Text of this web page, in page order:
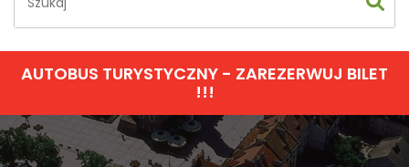
Co zobaczyć
Jak spędzić czas
Gdzie spać
Gdzie zjeść
AUTOBUS TURYSTYCZNY - ZAREZERWUJ BILET
!!!